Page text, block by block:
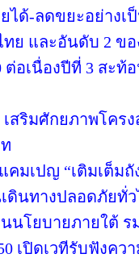
ได้-ลดขยะอย่างเ
ย และอันดับ 2 ขอ
ต่อเนื่องปีที่ 3 ส
สริมศักยภาพโคร
มเปญ “เติมเต็มถั
ดินทางปลอดภัยทั่
นโยบายภายใต้ ร
เปิดเวทีรับฟัง